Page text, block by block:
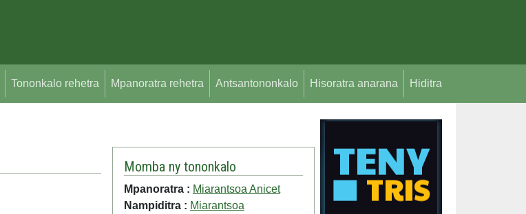
Tononkalo rehetra Mpanoratra rehetra Antsantononkalo Hisoratra anarana Hiditra
Momba ny tononkalo
Mpanoratra : Miarantsoa Anicet
Nampiditra : Miarantsoa